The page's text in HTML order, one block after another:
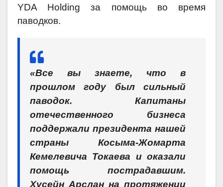
YDA Holding за помощь во время
паводков.
«Все вы знаете, что в
прошлом году был сильный
паводок. Капитаны
отечественного бизнеса
поддержали президента нашей
страны Косыма-Жомарта
Кемелевича Токаева и оказали
помощь пострадавшим.
Хусейн Арслан на протяжении